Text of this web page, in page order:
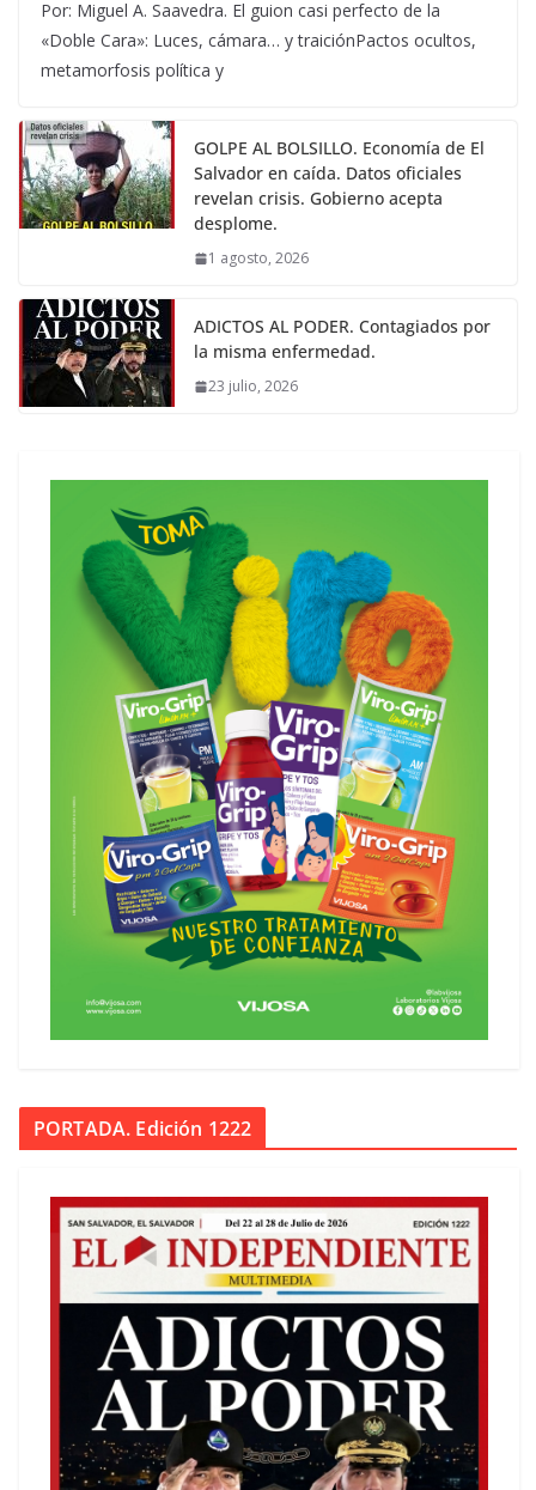
Por: Miguel A. Saavedra. El guion casi perfecto de la
«Doble Cara»: Luces, cámara… y traiciónPactos ocultos,
metamorfosis política y
GOLPE AL BOLSILLO. Economía de El
Salvador en caída. Datos oficiales
revelan crisis. Gobierno acepta
desplome.
1 agosto, 2026
ADICTOS AL PODER. Contagiados por
la misma enfermedad.
23 julio, 2026
PORTADA. Edición 1222